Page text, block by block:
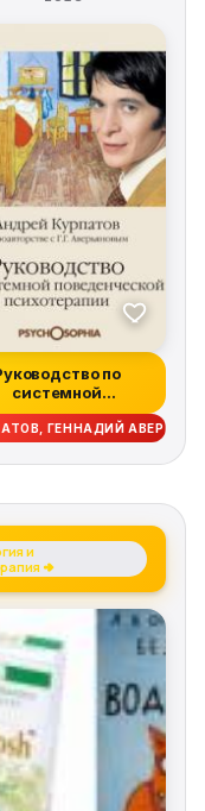
по
системной
психотерап...
ГЕННАДИЙ
и
→